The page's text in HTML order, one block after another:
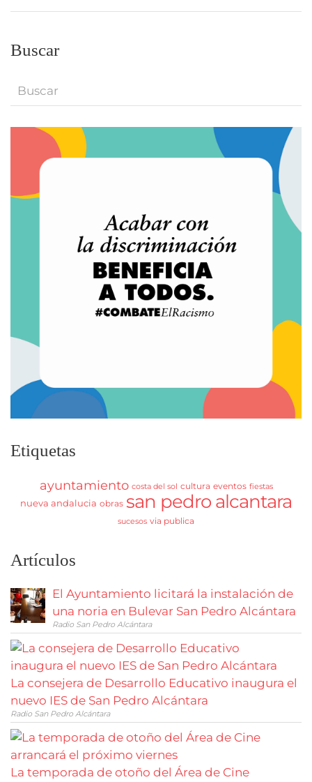
Buscar
Etiquetas
ayuntamiento costa del sol cultura eventos fiestas
nueva andalucia obras san pedro alcantara
sucesos via publica
Artículos
El Ayuntamiento licitará la instalación de
una noria en Bulevar San Pedro Alcántara
Radio San Pedro Alcántara
La consejera de Desarrollo Educativo inaugura el
nuevo IES de San Pedro Alcántara
Radio San Pedro Alcántara
La temporada de otoño del Área de Cine